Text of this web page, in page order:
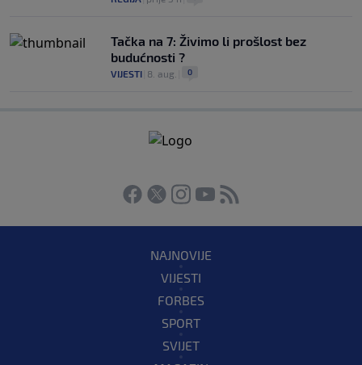
Tačka na 7: Živimo li prošlost bez
budućnosti ?
VIJESTI 8. aug. 0
NAJNOVIJE
VIJESTI
FORBES
SPORT
SVIJET